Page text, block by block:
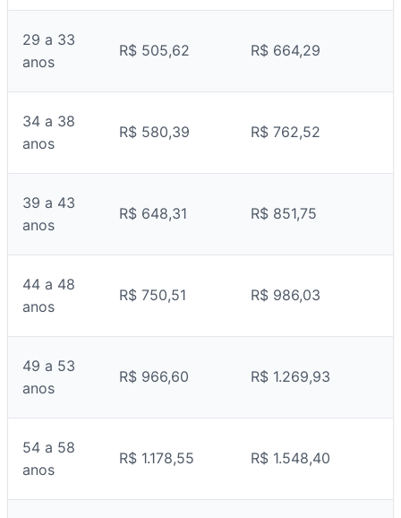
29 a 33
anos
R$ 505,62 R$ 664,29
34 a 38
anos
R$ 580,39 R$ 762,52
39 a 43
anos
R$ 648,31 R$ 851,75
44 a 48
anos
R$ 750,51 R$ 986,03
49 a 53
anos
R$ 966,60 R$ 1.269,93
54 a 58
anos
R$ 1.178,55 R$ 1.548,40